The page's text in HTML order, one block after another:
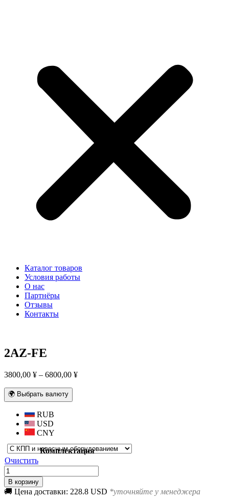
Каталог товаров
Условия работы
О нас
Партнёры
Отзывы
Контакты
2AZ-FE
3800,00 ¥ – 6800,00 ¥Диапазон
🌍 Выбрать валюту
RUB
USD
CNY
Комплектация
Очистить
Количество
товара
2AZ-
FE
В корзину
🚚 Цена доставки: 228.8 USD *уточняйте у менеджера